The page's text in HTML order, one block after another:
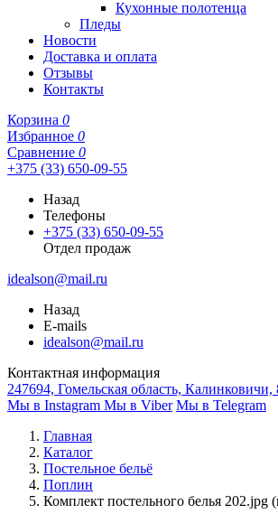
Кухонные полотенца
Пледы
Новости
Доставка и оплата
Отзывы
Контакты
Корзина 0
Избранное 0
Сравнение 0
+375 (33) 650-09-55
Назад
Телефоны
+375 (33) 650-09-55
Отдел продаж
idealson@mail.ru
Назад
E-mails
idealson@mail.ru
Контактная информация
247694, Гомельская область, Калинковичи,
Мы в Instagram Мы в Viber Мы в Telegram
Главная
Каталог
Постельное бельё
Поплин
Комплект постельного белья